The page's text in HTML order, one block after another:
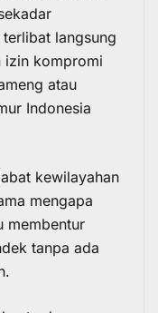
langsung
izin kompromi
atau
Indonesia
kewilayahan
mengapa
membentur
tanpa ada